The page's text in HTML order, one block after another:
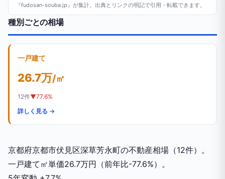
『fudosan-souba.jp』が集計。出典とリンクの明記で引用・転載できます。
種別ごとの相場
一戸建て
26.7万/㎡
12件▼77.6%
詳しく見る →
京都府京都市伏見区深草芳永町の不動産相場（12件）。
一戸建て㎡単価26.7万円（前年比-77.6%）。